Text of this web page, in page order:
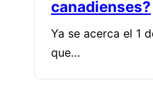
canadienses?
Ya se acerca el 1
que…